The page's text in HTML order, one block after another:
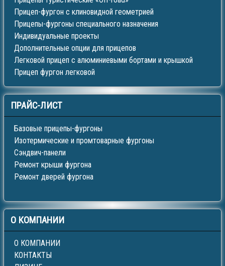
Прицеп-фургон с клиновидной геометрией
Прицепы-фургоны специального назначения
Индивидуальные проекты
Дополнительные опции для прицепов
Легковой прицеп с алюминиевыми бортами и крышкой
Прицеп фургон легковой
ПРАЙС-ЛИСТ
Базовые прицепы-фургоны
Изотермические и промтоварные фургоны
Сэндвич-панели
Ремонт крыши фургона
Ремонт дверей фургона
О КОМПАНИИ
О КОМПАНИИ
КОНТАКТЫ